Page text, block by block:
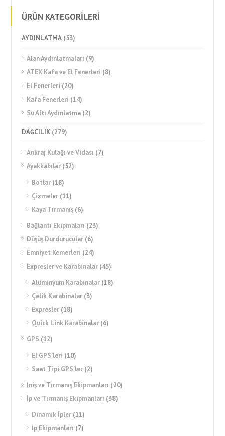
ÜRÜN KATEGORİLERİ
AYDINLATMA (53)
Alan Aydınlatmaları (9)
ATEX Kafa ve El Fenerleri (8)
El Fenerleri (20)
Kafa Fenerleri (14)
Su Altı Aydınlatma (2)
DAĞCILIK (279)
Ankraj Kulağı ve Vidası (7)
Ayakkabılar (52)
Botlar (18)
Çizmeler (11)
Kaya Tırmanış (6)
Bağlantı Ekipmaları (23)
Düşüş Durdurucular (6)
Emniyet Kemerleri (24)
Expresler ve Karabinalar (45)
Alüminyum Karabinalar (18)
Çelik Karabinalar (3)
Expresler (18)
Quick Link Karabinalar (6)
GPS (12)
El GPS’leri (10)
Saat Tipi GPS’ler (2)
İniş ve Tırmanış Ekipmanları (20)
İp ve Tırmanış Ekipmanları (38)
Dinamik İpler (11)
İp Ekipmanları (7)